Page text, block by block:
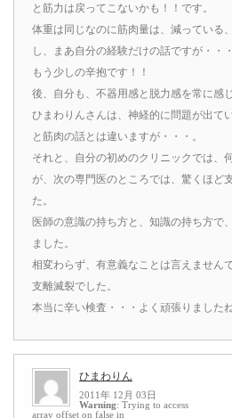
と筋力は戻ってこないかも！！です。
体重は同じなのに筋肉量は、減っている
し、まあ自分の経験だけの話ですが・・・
もう少しの辛抱です！！
後、自分も、不器用感と脱力感を常に感
ひまわりんさんは、神経的に問題が出て
と筋肉の話とは違いますが・・・。
それと、自分の初めのクリニックでは、
が、次の専門医のところでは、驚くほど
た。
医師の意識の持ち方と、知識の持ち方で
ました。
相変わらず、有意義なことは言えません
支離滅裂でした。
本当に辛い検査・・・よく頑張りました
ひまわりん
2011年 12月 03日
Warning: Trying to access
array offset on false in